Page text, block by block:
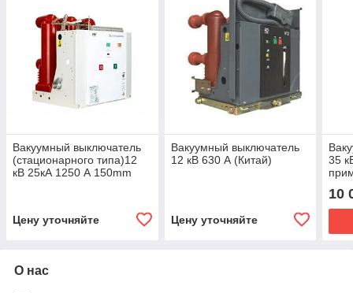
Вакуумный выключатель
(стационарного типа)12
кВ 25кА 1250 А 150mm
Цену уточняйте
Вакуумный выключатель
12 кВ 630 А (Китай)
Цену уточняйте
35
10
О нас